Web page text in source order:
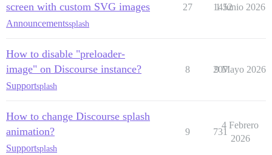
screen with custom SVG images
Announcementssplash
27 1452
1 Junio 2026
How to disable "preloader-
image" on Discourse instance?
Supportsplash
8 207
9 Mayo 2026
How to change Discourse splash
animation?
Supportsplash
9 731
4 Febrero
2026